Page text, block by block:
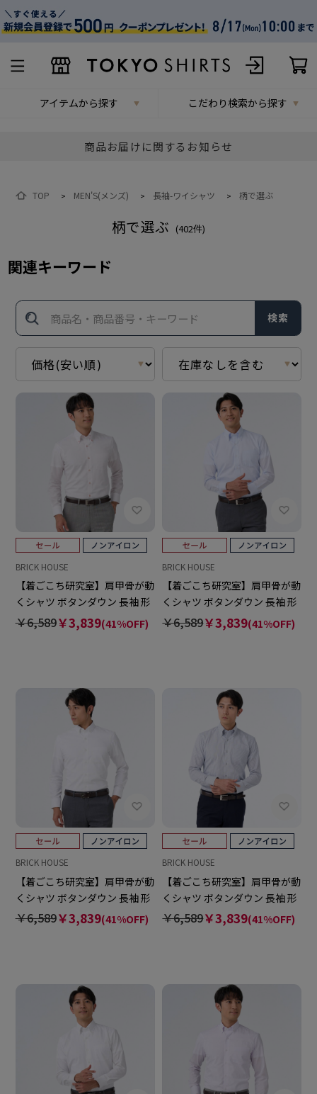
アイテムから探す こだわり検索から探す
商品お届けに関するお知らせ
TOP > MEN'S(メンズ) > 長袖-ワイシャツ > 柄で選ぶ
柄で選ぶ (402件)
関連キーワード
検索
BRICK HOUSE
【着ごこち研究室】肩甲骨が動
くシャツ ボタンダウン 長袖 形
態安定 ワイシャツ
￥6,589￥3,839(41%OFF)
BRICK HOUSE
【着ごこち研究室】肩甲骨が動
くシャツ ボタンダウン 長袖 形
態安定 ワイシャツ
￥6,589￥3,839(41%OFF)
BRICK HOUSE
【着ごこち研究室】肩甲骨が動
くシャツ ボタンダウン 長袖 形
態安定 ワイシャツ
￥6,589￥3,839(41%OFF)
BRICK HOUSE
【着ごこち研究室】肩甲骨が動
くシャツ ボタンダウン 長袖 形
態安定 ワイシャツ
￥6,589￥3,839(41%OFF)